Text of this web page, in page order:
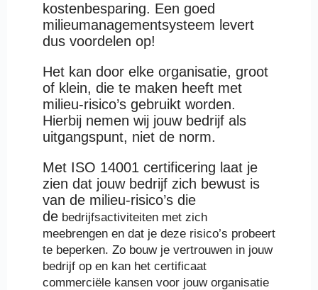
kostenbesparing. Een goed
milieumanagementsysteem levert
dus voordelen op!
Het kan door elke organisatie, groot
of klein, die te maken heeft met
milieu-risico’s gebruikt worden.
Hierbij nemen wij jouw bedrijf als
uitgangspunt, niet de norm.
Met ISO 14001 certificering laat je
zien dat jouw bedrijf zich bewust is
van de milieu-risico’s die
de bedrijfsactiviteiten met zich
meebrengen en dat je deze risico’s probeert
te beperken. Zo bouw je vertrouwen in jouw
bedrijf op en kan het certificaat
commerciële kansen voor jouw organisatie